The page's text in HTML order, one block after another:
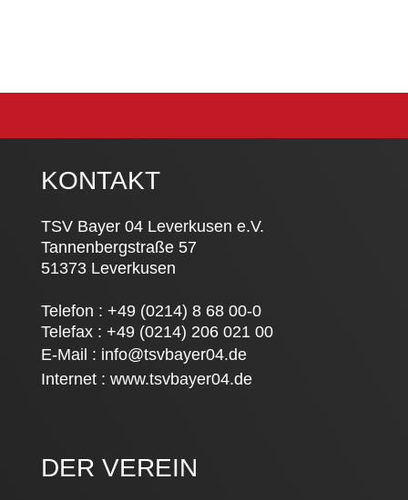
KONTAKT
TSV Bayer 04 Leverkusen e.V.
Tannenbergstraße 57
51373 Leverkusen
Telefon : +49 (0214) 8 68 00-0
Telefax : +49 (0214) 206 021 00
E-Mail : info@tsvbayer04.de
Internet : www.tsvbayer04.de
DER VEREIN